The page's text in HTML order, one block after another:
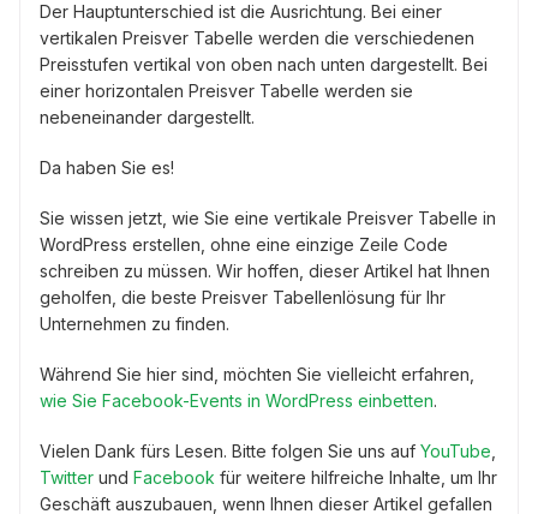
Der Hauptunterschied ist die Ausrichtung. Bei einer
vertikalen Preisver Tabelle werden die verschiedenen
Preisstufen vertikal von oben nach unten dargestellt. Bei
einer horizontalen Preisver Tabelle werden sie
nebeneinander dargestellt.
Da haben Sie es!
Sie wissen jetzt, wie Sie eine vertikale Preisver Tabelle in
WordPress erstellen, ohne eine einzige Zeile Code
schreiben zu müssen. Wir hoffen, dieser Artikel hat Ihnen
geholfen, die beste Preisver Tabellenlösung für Ihr
Unternehmen zu finden.
Während Sie hier sind, möchten Sie vielleicht erfahren,
wie Sie Facebook-Events in WordPress einbetten.
Vielen Dank fürs Lesen. Bitte folgen Sie uns auf YouTube
Twitter und Facebook für weitere hilfreiche Inhalte, um Ihr
Geschäft auszubauen, wenn Ihnen dieser Artikel gefallen